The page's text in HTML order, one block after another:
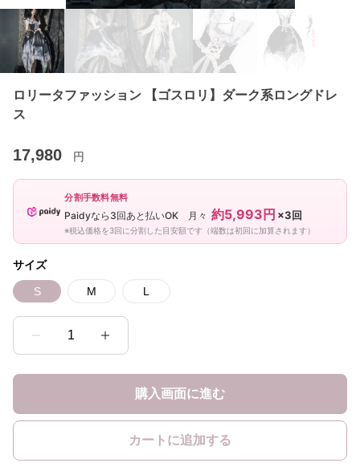
ロリータファッション 【ゴスロリ】ダーク系ロングドレ
ス
17,980 円
分割手数料無料
Paidyなら3回あと払いOK 月々 約5,993円 ×3回
※税込価格を3回に分割した目安額です（端数は初回に加算されます）
サイズ
S M L
1
購入画面に進む
カートに追加する